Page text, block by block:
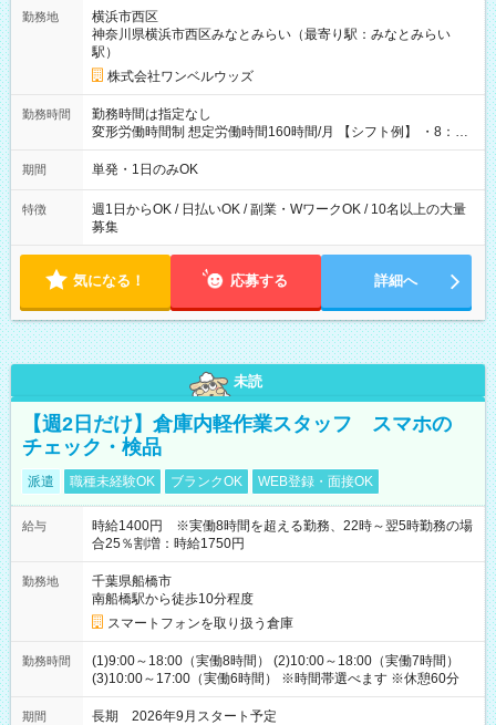
勤務地
横浜市西区
神奈川県横浜市西区みなとみらい（最寄り駅：みなとみらい
駅）
株式会社ワンベルウッズ
勤務時間
勤務時間は指定なし
変形労働時間制 想定労働時間160時間/月 【シフト例】 ・8：00
～21：00
期間 単発・1日のみOK
特徴
週1日からOK / 日払いOK / 副業・WワークOK / 10名以上の大量
募集
気になる！ 応募する 詳細へ
未読
【週2日だけ】倉庫内軽作業スタッフ スマホの
チェック・検品
派遣 職種未経験OK ブランクOK WEB登録・面接OK
給与
時給1400円 ※実働8時間を超える勤務、22時～翌5時勤務の場
合25％割増：時給1750円
勤務地
千葉県船橋市
南船橋駅から徒歩10分程度
スマートフォンを取り扱う倉庫
勤務時間
(1)9:00～18:00（実働8時間） (2)10:00～18:00（実働7時間）
(3)10:00～17:00（実働6時間） ※時間帯選べます ※休憩60分
期間 長期 2026年9月スタート予定